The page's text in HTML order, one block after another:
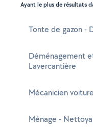
Ayant le plus de résultats
Tonte de gazon -
Déménagement
Lavercantière
Mécanicien
Ménage -